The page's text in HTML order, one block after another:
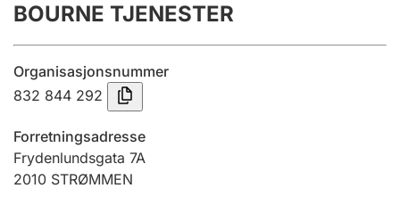
Årsregnskap
Innsending og forsinkelsesgebyr
Jeger
BOURNE TJENESTER
Organisasjonsnummer
832 844 292
Forretningsadresse
Frydenlundsgata 7A
2010 STRØMMEN